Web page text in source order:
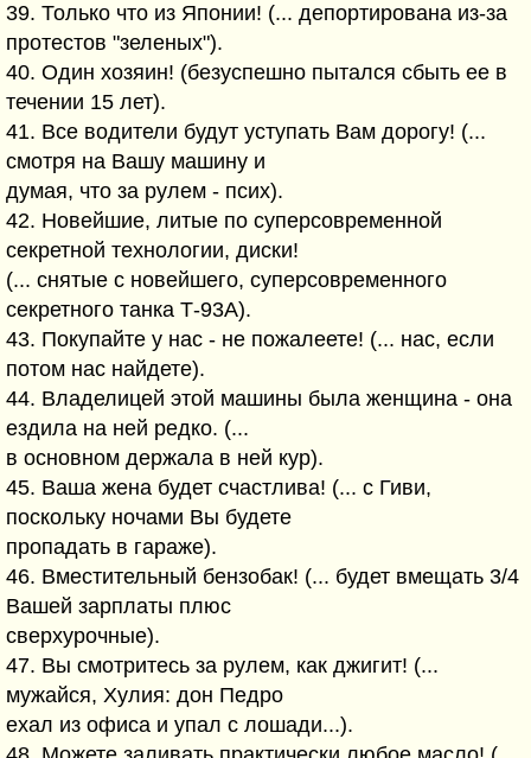
39. Только что из Японии! (... депортирована из-за
протестов "зеленых").
40. Один хозяин! (безуспешно пытался сбыть ее в
течении 15 лет).
41. Все водители будут уступать Вам дорогу! (...
смотря на Вашу машину и
думая, что за рулем - псих).
42. Новейшие, литые по суперсовременной
секретной технологии, диски!
(... снятые с новейшего, суперсовременного
секретного танка Т-93А).
43. Покупайте у нас - не пожалеете! (... нас, если
потом нас найдете).
44. Владелицей этой машины была женщина - она
ездила на ней редко. (...
в основном держала в ней кур).
45. Ваша жена будет счастлива! (... с Гиви,
поскольку ночами Вы будете
пропадать в гараже).
46. Вместительный бензобак! (... будет вмещать 3/4
Вашей зарплаты плюс
сверхурочные).
47. Вы смотритесь за рулем, как джигит! (...
мужайся, Хулия: дон Педро
ехал из офиса и упал с лошади...).